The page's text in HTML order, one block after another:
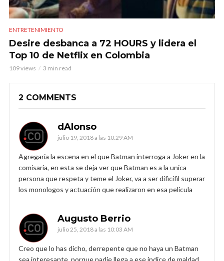
ENTRETENIMIENTO
Desire desbanca a 72 HOURS y lidera el
Top 10 de Netflix en Colombia
109 views 3 min read
2 COMMENTS
dAlonso
julio 19, 2018 a las 10:29 AM
Agregaria la escena en el que Batman interroga a Joker en la
comisaria, en esta se deja ver que Batman es a la unica
persona que respeta y teme el Joker, va a ser dificifil superar
los monologos y actuación que realizaron en esa pelicula
Augusto Berrio
julio 25, 2018 a las 10:03 AM
Creo que lo has dicho, derrepente que no haya un Batman
sea interesante, porque nadie llega a ese indice de maldad